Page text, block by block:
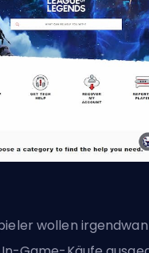
wollen